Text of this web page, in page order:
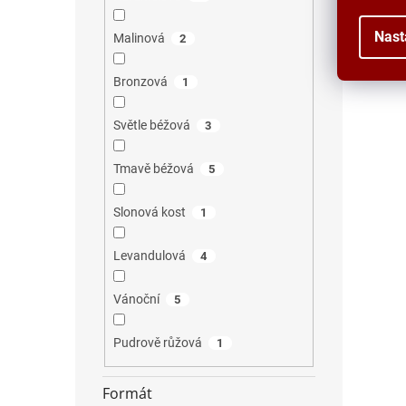
Malinová 2
Bronzová 1
Světle béžová 3
Tmavě béžová 5
Slonová kost 1
Levandulová 4
Vánoční 5
Pudrově růžová 1
Formát